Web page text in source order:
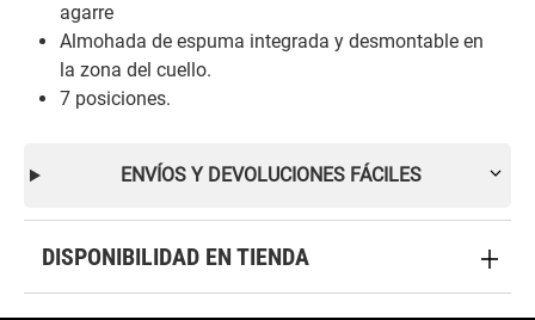
agarre
Almohada de espuma integrada y desmontable en
la zona del cuello.
7 posiciones.
ENVÍOS Y DEVOLUCIONES FÁCILES
DISPONIBILIDAD EN TIENDA